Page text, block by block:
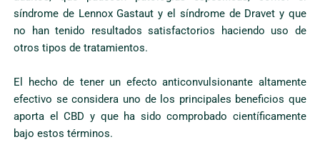
síndrome de Lennox Gastaut y el síndrome de Dravet y que
no han tenido resultados satisfactorios haciendo uso de
otros tipos de tratamientos.
El hecho de tener un efecto anticonvulsionante altamente
efectivo se considera uno de los principales beneficios que
aporta el CBD y que ha sido comprobado científicamente
bajo estos términos.